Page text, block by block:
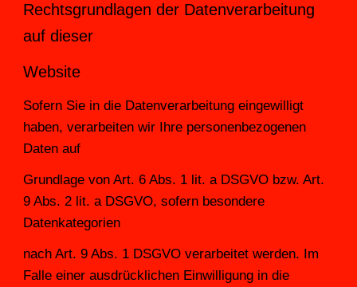
Rechtsgrundlagen der Datenverarbeitung
auf dieser
Website
Sofern Sie in die Datenverarbeitung eingewilligt
haben, verarbeiten wir Ihre personenbezogenen
Daten auf
Grundlage von Art. 6 Abs. 1 lit. a DSGVO bzw. Art.
9 Abs. 2 lit. a DSGVO, sofern besondere
Datenkategorien
nach Art. 9 Abs. 1 DSGVO verarbeitet werden. Im
Falle einer ausdrücklichen Einwilligung in die